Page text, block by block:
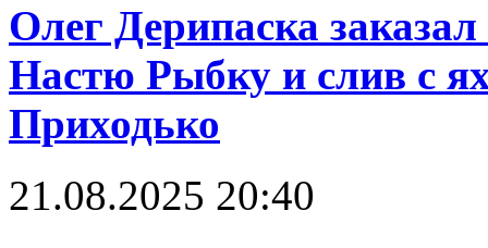
Олег Дерипаска
Настю Рыбку и слив с
Приходько
21.08.2025 20:40